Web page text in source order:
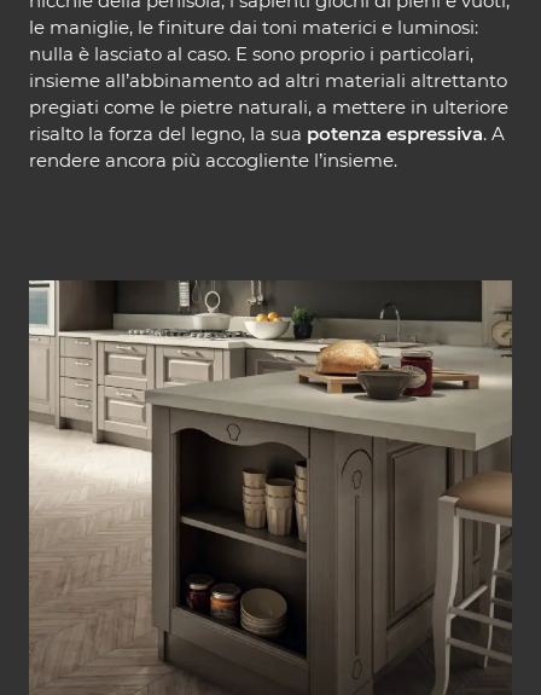
le maniglie, le finiture dai toni materici e luminosi:
nulla è lasciato al caso. E sono proprio i particolari,
insieme all’abbinamento ad altri materiali altrettanto
pregiati come le pietre naturali, a mettere in ulteriore
risalto la forza del legno, la sua potenza espressiva. A
rendere ancora più accogliente l’insieme.